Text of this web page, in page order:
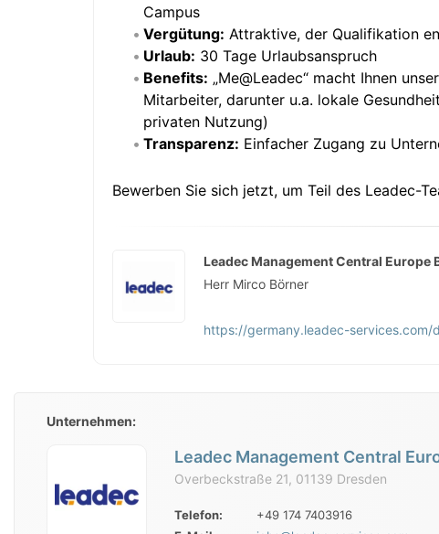
Campus
Vergütung: Attraktive, der Qualifikation
Urlaub: 30 Tage Urlaubsanspruch
Benefits: „Me@Leadec“ macht Ihnen
Mitarbeiter, darunter u.a. lokale
privaten Nutzung)
Transparenz: Einfacher Zugang zu
Bewerben Sie sich jetzt, um Teil des Leadec-
Leadec Management Central Europe
Herr Mirco Börner
https://germany.leadec-services.com/
Unternehmen:
Leadec Management Central
Overbeckstraße 21, 01139 Dresden
Telefon:
+49 174 7403916